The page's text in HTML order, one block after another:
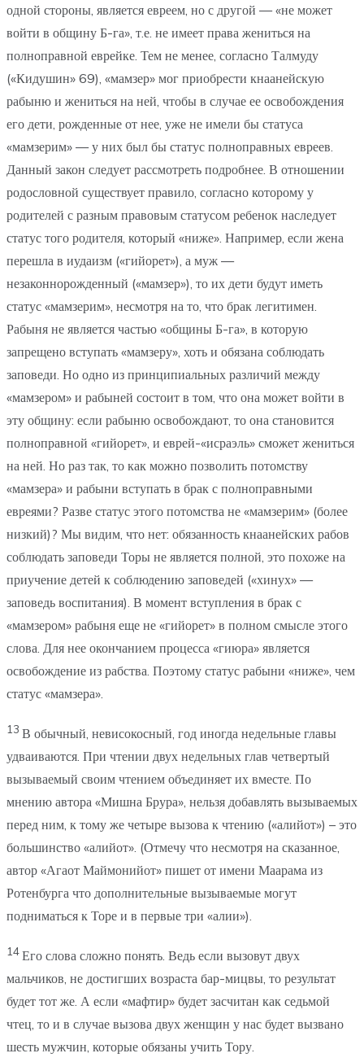
одной стороны, является евреем, но с другой — «не может
войти в общину Б-га», т.е. не имеет права жениться на
полноправной еврейке. Тем не менее, согласно Талмуду
(«Кидушин» 69), «мамзер» мог приобрести кнаанейскую
рабыню и жениться на ней, чтобы в случае ее освобождения
его дети, рожденные от нее, уже не имели бы статуса
«мамзерим» — у них был бы статус полноправных евреев.
Данный закон следует рассмотреть подробнее. В отношении
родословной существует правило, согласно которому у
родителей с разным правовым статусом ребенок наследует
статус того родителя, который «ниже». Например, если жена
перешла в иудаизм («гийорет»), а муж —
незаконнорожденный («мамзер»), то их дети будут иметь
статус «мамзерим», несмотря на то, что брак легитимен.
Рабыня не является частью «общины Б-га», в которую
запрещено вступать «мамзеру», хоть и обязана соблюдать
заповеди. Но одно из принципиальных различий между
«мамзером» и рабыней состоит в том, что она может войти в
эту общину: если рабыню освобождают, то она становится
полноправной «гийорет», и еврей-«исраэль» сможет жениться
на ней. Но раз так, то как можно позволить потомству
«мамзера» и рабыни вступать в брак с полноправными
евреями? Разве статус этого потомства не «мамзерим» (более
низкий)? Мы видим, что нет: обязанность кнаанейских рабов
соблюдать заповеди Торы не является полной, это похоже на
приучение детей к соблюдению заповедей («хинух» —
заповедь воспитания). В момент вступления в брак с
«мамзером» рабыня еще не «гийорет» в полном смысле этого
слова. Для нее окончанием процесса «гиюра» является
освобождение из рабства. Поэтому статус рабыни «ниже», чем
статус «мамзера».
13 В обычный, невисокосный, год иногда недельные главы
удваиваются. При чтении двух недельных глав четвертый
вызываемый своим чтением объединяет их вместе. По
мнению автора «Мишна Брура», нельзя добавлять вызываемых
перед ним, к тому же четыре вызова к чтению («алийот») – это
большинство «алийот». (Отмечу что несмотря на сказанное,
автор «Агаот Маймонийот» пишет от имени Маарама из
Ротенбурга что дополнительные вызываемые могут
подниматься к Торе и в первые три «алии»).
14Его слова сложно понять. Ведь если вызовут двух
мальчиков, не достигших возраста бар-мицвы, то результат
будет тот же. А если «мафтир» будет засчитан как седьмой
чтец, то и в случае вызова двух женщин у нас будет вызвано
шесть мужчин, которые обязаны учить Тору.